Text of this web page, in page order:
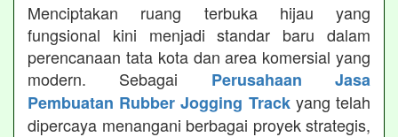
Menciptakan ruang terbuka hijau yang
fungsional kini menjadi standar baru dalam
perencanaan tata kota dan area komersial yang
modern. Sebagai Perusahaan Jasa
Pembuatan Rubber Jogging Trackyang telah
dipercaya menangani berbagai proyek strategis,